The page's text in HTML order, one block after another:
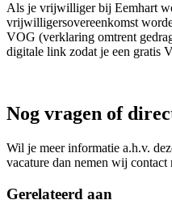
Als je vrijwilliger bij Eemhart
vrijwilligersovereenkomst
VOG (verklaring omtrent
digitale link zodat je een gratis
Nog vragen of
Wil je meer informatie a.h.v.
vacature dan nemen wij contact
Gerelateerd aan